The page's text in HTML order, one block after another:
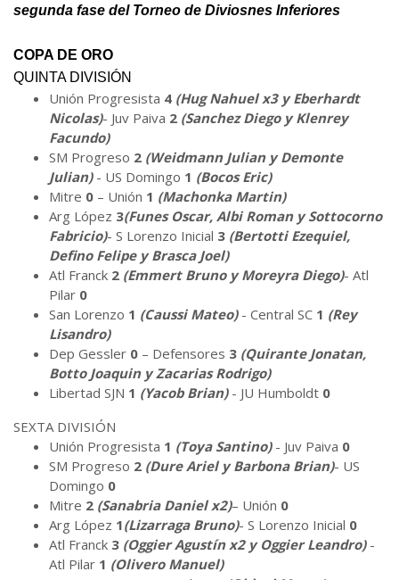
segunda fase del Torneo de Diviosnes Inferiores
COPA DE ORO
QUINTA DIVISIÓN
Unión Progresista 4 (Hug Nahuel x3 y Eberhardt
Nicolas)- Juv Paiva 2 (Sanchez Diego y Klenrey
Facundo)
SM Progreso 2 (Weidmann Julian y Demonte
Julian) - US Domingo 1 (Bocos Eric)
Mitre 0 – Unión 1 (Machonka Martin)
Arg López 3(Funes Oscar, Albi Roman y Sottocorno
Fabricio)- S Lorenzo Inicial 3 (Bertotti Ezequiel,
Defino Felipe y Brasca Joel)
Atl Franck 2 (Emmert Bruno y Moreyra Diego)- Atl
Pilar 0
San Lorenzo 1 (Caussi Mateo) - Central SC 1 (Rey
Lisandro)
Dep Gessler 0 – Defensores 3 (Quirante Jonatan,
Botto Joaquin y Zacarias Rodrigo)
Libertad SJN 1 (Yacob Brian)- JU Humboldt 0
SEXTA DIVISIÓN
Unión Progresista 1 (Toya Santino) - Juv Paiva 0
SM Progreso 2 (Dure Ariel y Barbona Brian)- US
Domingo 0
Mitre 2 (Sanabria Daniel x2)– Unión 0
Arg López 1(Lizarraga Bruno)- S Lorenzo Inicial 0
Atl Franck 3 (Oggier Agustín x2 y Oggier Leandro)-
Atl Pilar 1 (Olivero Manuel)